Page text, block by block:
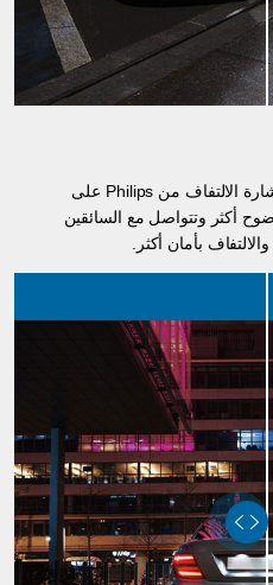
ترشدك أضواء Ultinon Pro7000 لإشارة الالتفاف من Philips على
أكثر وتتواصل مع السائقين
بأمان أكثر.